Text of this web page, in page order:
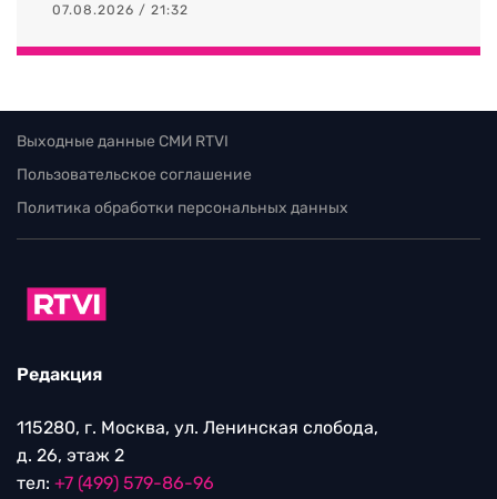
07.08.2026 / 21:32
Выходные данные СМИ RTVI
Пользовательское соглашение
Политика обработки персональных данных
Редакция
115280, г. Москва, ул. Ленинская слобода,
д. 26, этаж 2
тел: +7 (499) 579-86-96